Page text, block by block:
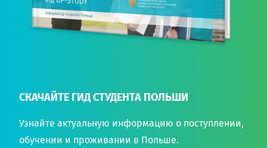
СКАЧАЙТЕ ГИД СТУДЕНТА ПОЛЬШИ
Узнайте актуальную информацию о поступлении,
обучении и проживании в Польше.